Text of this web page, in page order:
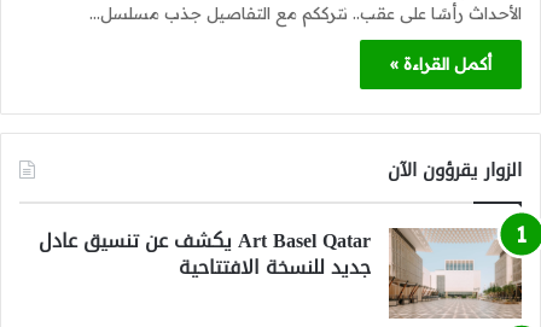
الأحداث رأسًا على عقب.. نترككم مع التفاصيل جذب مسلسل…
أكمل القراءة »
الزوار يقرؤون الآن
Art Basel Qatar يكشف عن تنسيق عادل
جديد للنسخة الافتتاحية